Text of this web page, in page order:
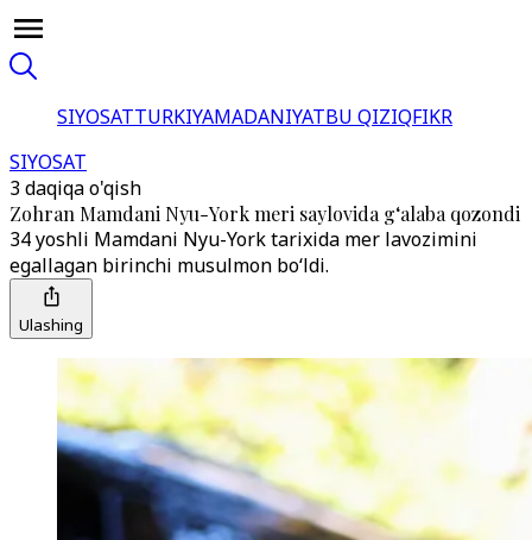
SIYOSATTURKIYAMADANIYATBU QIZIQFIKR
SIYOSAT
3 daqiqa o'qish
Zohran Mamdani Nyu-York meri saylovida g‘alaba qozondi
34 yoshli Mamdani Nyu-York tarixida mer lavozimini
egallagan birinchi musulmon bo‘ldi.
Ulashing